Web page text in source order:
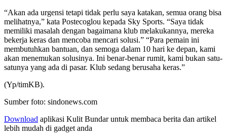
“Akan ada urgensi tetapi tidak perlu saya katakan, semua orang bisa
melihatnya,” kata Postecoglou kepada Sky Sports. “Saya tidak
memiliki masalah dengan bagaimana klub melakukannya, mereka
bekerja keras dan mencoba mencari solusi.” “Para pemain ini
membutuhkan bantuan, dan semoga dalam 10 hari ke depan, kami
akan menemukan solusinya. Ini benar-benar rumit, kami bukan satu-
satunya yang ada di pasar. Klub sedang berusaha keras.”
(Yp/timKB).
Sumber foto: sindonews.com
Download aplikasi Kulit Bundar untuk membaca berita dan artikel
lebih mudah di gadget anda